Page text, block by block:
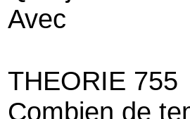
Avec
THEORIE 755
Combien de